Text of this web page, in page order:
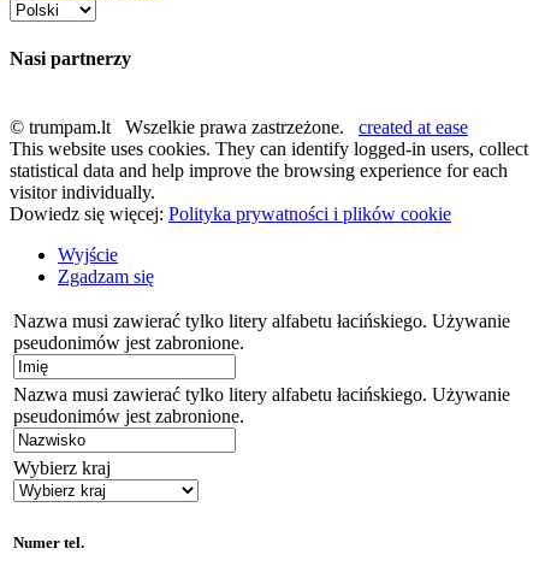
Nasi partnerzy
© trumpam.lt Wszelkie prawa zastrzeżone. created at ease
This website uses cookies. They can identify logged-in users, collect
statistical data and help improve the browsing experience for each
visitor individually.
Dowiedz się więcej: Polityka prywatności i plików cookie
Wyjście
Zgadzam się
Nazwa musi zawierać tylko litery alfabetu łacińskiego. Używanie
pseudonimów jest zabronione.
Nazwa musi zawierać tylko litery alfabetu łacińskiego. Używanie
pseudonimów jest zabronione.
Wybierz kraj
Numer tel.